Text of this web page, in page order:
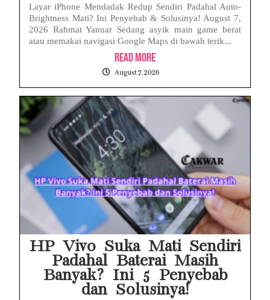
Layar iPhone Mendadak Redup Sendiri Padahal Auto-
Brightness Mati? Ini Penyebab & Solusinya! August 7,
2026 Rahmat Yanuar Sedang asyik main game berat
atau memakai navigasi Google Maps di bawah terik...
Read More
August 7, 2026
HP Vivo Suka Mati Sendiri
Padahal Baterai Masih
Banyak? Ini 5 Penyebab
dan Solusinya!